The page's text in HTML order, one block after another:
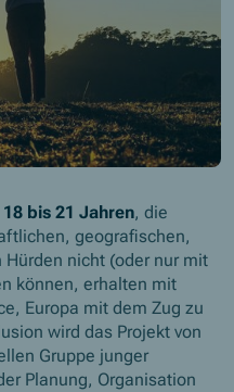
bis 21 Jahren, die
geografischen,
nicht (oder nur mit
können, erhalten mit
Europa mit dem Zug zu
wird das Projekt von
Gruppe junger
Planung, Organisation